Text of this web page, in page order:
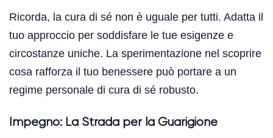
Ricorda, la cura di sé non è uguale per tutti. Adatta il
tuo approccio per soddisfare le tue esigenze e
circostanze uniche. La sperimentazione nel scoprire
cosa rafforza il tuo benessere può portare a un
regime personale di cura di sé robusto.
Impegno: La Strada per la Guarigione